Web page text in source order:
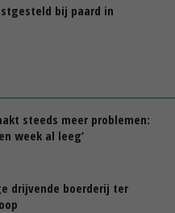
bij paard in
steeds meer problemen:
week al leeg’
drijvende boerderij ter